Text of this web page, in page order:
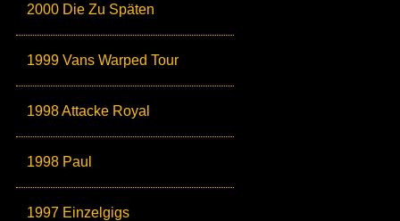
2000 Die Zu Späten
1999 Vans Warped Tour
1998 Attacke Royal
1998 Paul
1997 Einzelgigs